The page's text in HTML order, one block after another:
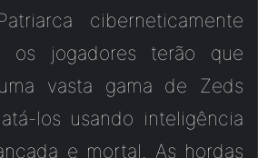
ciberneticamente
os jogadores terão que
vasta gama de Zeds
los usando inteligência
e mortal. As hordas